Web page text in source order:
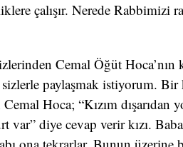
çalışır. Nerede Rabbimizi
Cemal Öğüt Hoca’nın
sizlerle paylaşmak istiyorum. Bir
Cemal Hoca; “Kızım dışarıdan
var” diye cevap verir kızı.